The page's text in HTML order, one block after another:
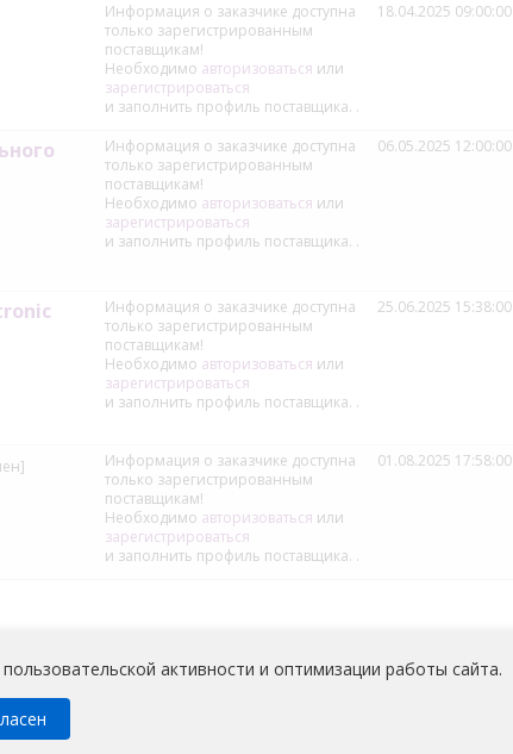
Информация о заказчике доступна
только зарегистрированным
поставщикам!
Необходимо авторизоваться или
зарегистрироваться
и заполнить профиль поставщика. .
18.04.2025 09:00:00
Информация о заказчике доступна
только зарегистрированным
поставщикам!
Необходимо авторизоваться или
зарегистрироваться
и заполнить профиль поставщика. .
06.05.2025 12:00:00
Информация о заказчике доступна
только зарегистрированным
поставщикам!
Необходимо авторизоваться или
зарегистрироваться
и заполнить профиль поставщика. .
25.06.2025 15:38:00
Информация о заказчике доступна
только зарегистрированным
поставщикам!
Необходимо авторизоваться или
зарегистрироваться
и заполнить профиль поставщика. .
01.08.2025 17:58:00
активности и оптимизации работы сайта.